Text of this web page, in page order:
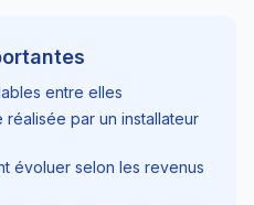
entre elles
réalisée par un installateur
évoluer selon les revenus